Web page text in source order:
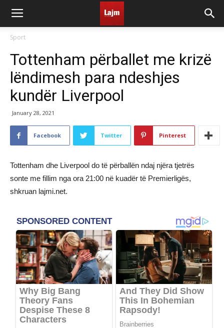
Sport
Tottenham përballet me krizë
lëndimesh para ndeshjes
kundër Liverpool
January 28, 2021
Facebook Twitter Pinterest
Tottenham dhe Liverpool do të përballën ndaj njëra tjetrës
sonte me fillim nga ora 21:00 në kuadër të Premierligës,
shkruan lajmi.net.